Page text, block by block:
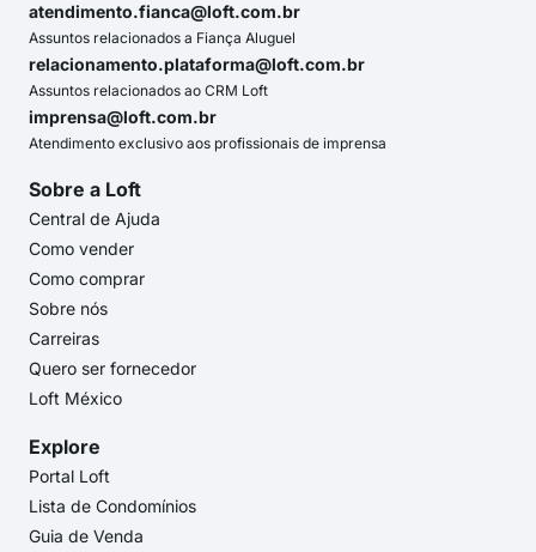
atendimento.fianca@loft.com.br
Assuntos relacionados a Fiança Aluguel
relacionamento.plataforma@loft.com.br
Assuntos relacionados ao CRM Loft
imprensa@loft.com.br
Atendimento exclusivo aos profissionais de imprensa
Sobre a Loft
Central de Ajuda
Como vender
Como comprar
Sobre nós
Carreiras
Quero ser fornecedor
Loft México
Explore
Portal Loft
Lista de Condomínios
Guia de Venda